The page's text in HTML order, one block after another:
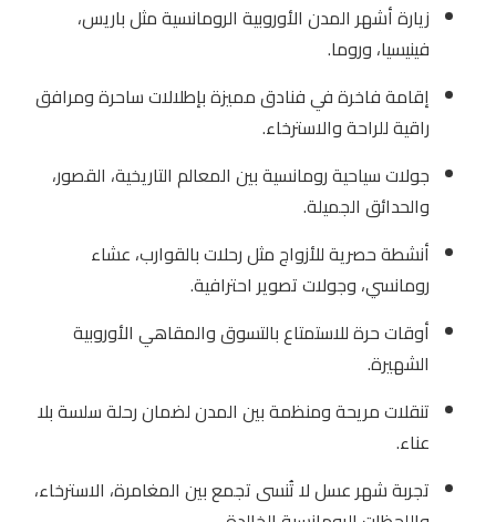
زيارة أشهر المدن الأوروبية الرومانسية مثل باريس،
فينيسيا، وروما.
إقامة فاخرة في فنادق مميزة بإطلالات ساحرة ومرافق
راقية للراحة والاسترخاء.
جولات سياحية رومانسية بين المعالم التاريخية، القصور،
والحدائق الجميلة.
أنشطة حصرية للأزواج مثل رحلات بالقوارب، عشاء
رومانسي، وجولات تصوير احترافية.
أوقات حرة للاستمتاع بالتسوق والمقاهي الأوروبية
الشهيرة.
تنقلات مريحة ومنظمة بين المدن لضمان رحلة سلسة بلا
عناء.
تجربة شهر عسل لا تُنسى تجمع بين المغامرة، الاسترخاء،